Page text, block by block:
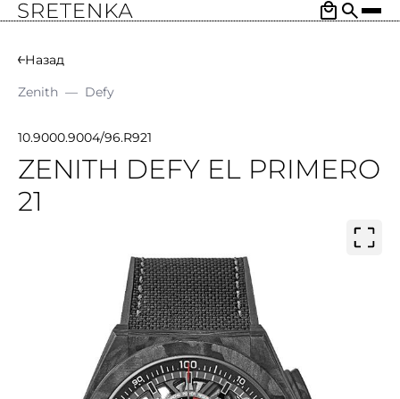
Назад
Zenith — Defy
10.9000.9004/96.R921
ZENITH DEFY EL PRIMERO
21